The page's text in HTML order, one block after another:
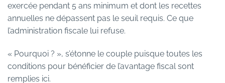
exercée pendant 5 ans minimum et dont les recettes
annuelles ne dépassent pas le seuil requis. Ce que
l’administration fiscale lui refuse.
« Pourquoi ? », s’étonne le couple puisque toutes les
conditions pour bénéficier de l’avantage fiscal sont
remplies ici.